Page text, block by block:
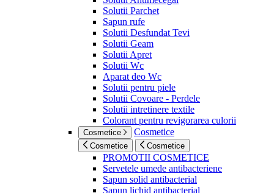
Solutii Parchet
Sapun rufe
Solutii Desfundat Tevi
Solutii Geam
Solutii Apret
Solutii Wc
Aparat deo Wc
Solutii pentru piele
Solutii Covoare - Perdele
Solutii intretinere textile
Colorant pentru revigorarea culorii
Cosmetice Cosmetice
Cosmetice Cosmetice
PROMOTII COSMETICE
Servetele umede antibacteriene
Sapun solid antibacterial
Sapun lichid antibacterial